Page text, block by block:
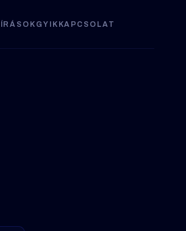
ÍRÁSOK GYIK KAPCSOLAT